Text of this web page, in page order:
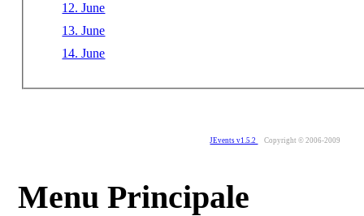
12. June
13. June
14. June
JEvents v1.5.2 Copyright © 2006-2009
Menu Principale